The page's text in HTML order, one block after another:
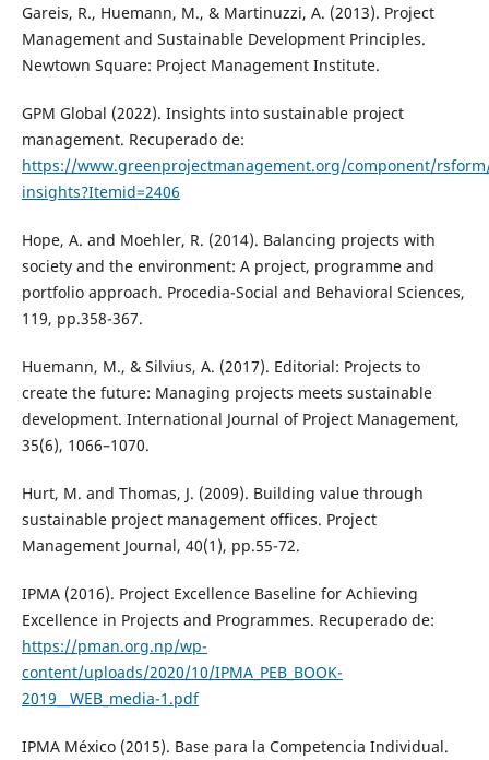
Gareis, R., Huemann, M., & Martinuzzi, A. (2013). Project
Management and Sustainable Development Principles.
Newtown Square: Project Management Institute.
GPM Global (2022). Insights into sustainable project
management. Recuperado de:
https://www.greenprojectmanagement.org/component/
insights?Itemid=2406
Hope, A. and Moehler, R. (2014). Balancing projects with
society and the environment: A project, programme and
portfolio approach. Procedia-Social and Behavioral Sciences,
119, pp.358-367.
Huemann, M., & Silvius, A. (2017). Editorial: Projects to
create the future: Managing projects meets sustainable
development. International Journal of Project Management,
35(6), 1066–1070.
Hurt, M. and Thomas, J. (2009). Building value through
sustainable project management offices. Project
Management Journal, 40(1), pp.55-72.
IPMA (2016). Project Excellence Baseline for Achieving
Excellence in Projects and Programmes. Recuperado de:
https://pman.org.np/wp-
content/uploads/2020/10/IPMA_PEB_BOOK-
2019__WEB_media-1.pdf
IPMA México (2015). Base para la Competencia Individual.